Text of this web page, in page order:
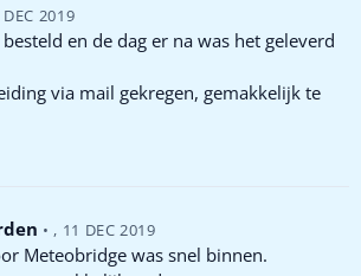
DEC 2019
en de dag er na was het geleverd
via mail gekregen, gemakkelijk te
• , 11 DEC 2019
Meteobridge was snel binnen.